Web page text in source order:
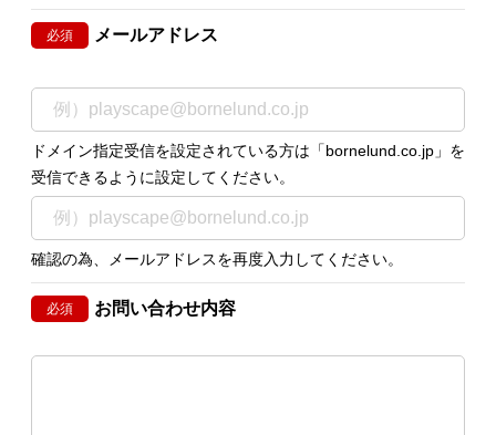
必須 メールアドレス
ドメイン指定受信を設定されている方は「bornelund.co.jp」を
受信できるように設定してください。
確認の為、メールアドレスを再度入力してください。
必須 お問い合わせ内容